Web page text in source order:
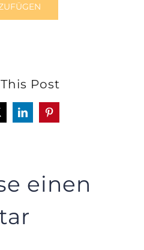
Post
LinkedInPinterest
einen